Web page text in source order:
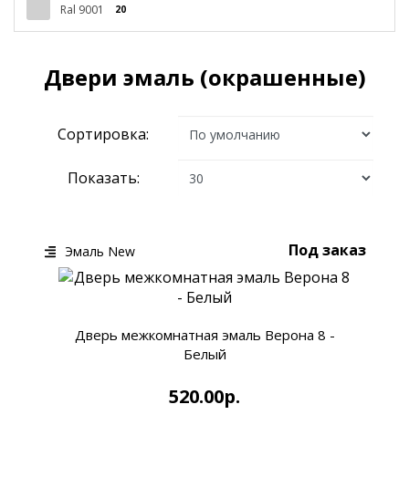
Ral 9001 20
Двери эмаль (окрашенные)
Сортировка:
Показать:
Под заказ
Дверь межкомнатная эмаль Верона 8 -
Белый
520.00р.
Эмаль New